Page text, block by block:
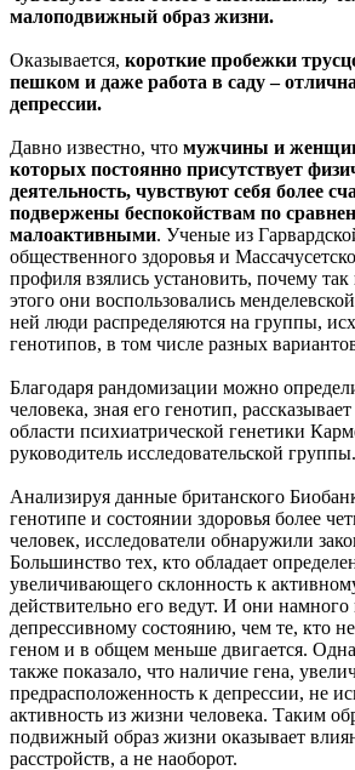
малоподвижный образ жизни.
Оказывается, короткие пробежки
пешком и даже работа в саду –
депрессии.
Давно известно, что мужчины и
которых постоянно присутствует
деятельность, чувствуют себя более
подвержены беспокойствам по
малоактивными. Ученые из
общественного здоровья и
профиля взялись установить, почему
этого они воспользовались
ней люди распределяются на группы,
генотипов, в том числе разных
Благодаря рандомизации можно
человека, зная его генотип,
области психиатрической генетики
руководитель исследовательской группы.
Анализируя данные британского
генотипе и состоянии здоровья более
человек, исследователи обнаружили
Большинство тех, кто обладает
увеличивающего склонность к
действительно его ведут. И они
депрессивному состоянию, чем те, кто
геном и в общем меньше двигается.
также показало, что наличие гена,
предрасположенность к депрессии, не
активность из жизни человека. Таким
подвижный образ жизни оказывает
расстройств, а не наоборот.